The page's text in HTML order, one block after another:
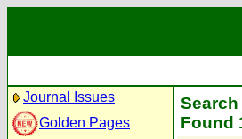
Journal Issues
Golden Pages
Found